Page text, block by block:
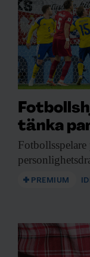
tänka
PREMIUM